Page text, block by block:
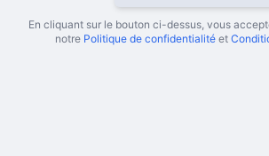
En cliquant sur le bouton ci-dessus, vous
notre Politique de confidentialité et